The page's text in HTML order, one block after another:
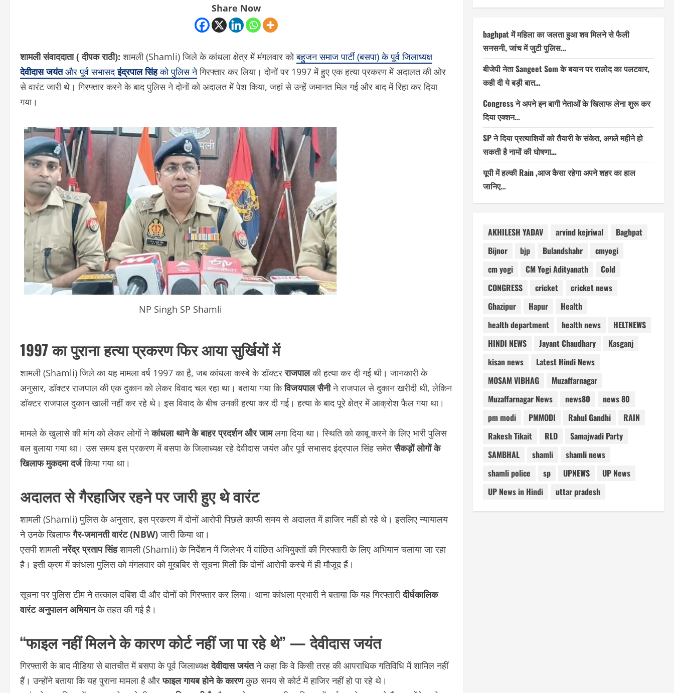
Share Now
शामली संवाददाता ( दीपक राठी):शामली (Shamli) जिले के कांधला क्षेत्र में मंगलवार कोबहुजन समाज पार्टी (बसपा) के पूर्व जिलाध्यक्ष
देवीदास जयंतऔर पूर्व सभासदइंद्रपाल सिंहको पुलिस नेगिरफ्तार कर लिया। दोनों पर 1997 में हुए एक हत्या प्रकरण में अदालत की ओर
से वारंट जारी थे। गिरफ्तार करने के बाद पुलिस ने दोनों को अदालत में पेश किया, जहां से उन्हें जमानत मिल गई और बाद में रिहा कर दिया
गया।
NP Singh SP Shamli
1997 का पुराना हत्या प्रकरण फिर आया सुर्खियों में
शामली (Shamli) जिले का यह मामला वर्ष 1997 का है, जब कांधला कस्बे के डॉक्टरराजपालकी हत्या कर दी गई थी। जानकारी के
अनुसार, डॉक्टर राजपाल की एक दुकान को लेकर विवाद चल रहा था। बताया गया किविजयपाल सैनीने राजपाल से दुकान खरीदी थी, लेकिन
डॉक्टर राजपाल दुकान खाली नहीं कर रहे थे। इस विवाद के बीच उनकी हत्या कर दी गई। हत्या के बाद पूरे क्षेत्र में आक्रोश फैल गया था।
मामले के खुलासे की मांग को लेकर लोगों नेकांधला थाने के बाहर प्रदर्शन और जामलगा दिया था। स्थिति को काबू करने के लिए भारी पुलिस
बल बुलाया गया था। उस समय इस प्रकरण में बसपा के जिलाध्यक्ष रहे देवीदास जयंत और पूर्व सभासद इंद्रपाल सिंह समेतसैकड़ों लोगों के
खिलाफ मुकदमा दर्जकिया गया था।
अदालत से गैरहाजिर रहने पर जारी हुए थे वारंट
शामली (Shamli) पुलिस के अनुसार, इस प्रकरण में दोनों आरोपी पिछले काफी समय से अदालत में हाजिर नहीं हो रहे थे। इसलिए न्यायालय
ने उनके खिलाफगैर-जमानती वारंट (NBW)जारी किया था।
एसपी शामलीनरेंद्र प्रताप सिंहशामली (Shamli) के निर्देशन में जिलेभर में वांछित अभियुक्तों की गिरफ्तारी के लिए अभियान चलाया जा रहा
है। इसी क्रम में कांधला पुलिस को मंगलवार को मुखबिर से सूचना मिली कि दोनों आरोपी कस्बे में ही मौजूद हैं।
सूचना पर पुलिस टीम ने तत्काल दबिश दी और दोनों को गिरफ्तार कर लिया। थाना कांधला प्रभारी ने बताया कि यह गिरफ्तारीदीर्घकालिक
वारंट अनुपालन अभियानके तहत की गई है।
“फाइल नहीं मिलने के कारण कोर्ट नहीं जा पा रहे थे” — देवीदास जयंत
गिरफ्तारी के बाद मीडिया से बातचीत में बसपा के पूर्व जिलाध्यक्षदेवीदास जयंतने कहा कि वे किसी तरह की आपराधिक गतिविधि में शामिल नहीं
हैं। उन्होंने बताया कि यह पुराना मामला है औरफाइल गायब होने के कारणकुछ समय से कोर्ट में हाजिर नहीं हो पा रहे थे।
baghpat में महिला का जलता हुआ शव मिलने से फैली
सनसनी, जांच में जुटी पुलिस…
बीजेपी नेता Sangeet Som के बयान पर रालोद का पलटवार,
कही दी ये बड़ी बात…
Congress ने अपने इन बागी नेताओं के खिलाफ लेना शुरू कर
दिया एक्शन…
SP ने दिया प्रत्याशियों को तैयारी के संकेत, अगले महीने हो
सकती है नामों की घोषणा…
यूपी में हल्की Rain ,आज कैसा रहेगा अपने शहर का हाल
जानिए…
AKHILESH YADAV arvind kejriwal
Baghpat
Bijnor
bjp Bulandshahr
cmyogi
cm yogi
CM Yogi Adityanath
Cold
CONGRESS
cricket
cricket news
Ghazipur
Hapur
Health
health department
health news
HELTNEWS
HINDI NEWS
Jayant Chaudhary
Kasganj
kisan news
Latest Hindi News
MOSAM VIBHAG
Muzaffarnagar
Muzaffarnagar News
news80
news 80
pm modi
PMMODI Rahul Gandhi
RAIN
Rakesh Tikait
RLD
Samajwadi Party
SAMBHAL
shamli
shamli news
shamli police
sp UPNEWS
UP News
UP News in Hindi
uttar pradesh